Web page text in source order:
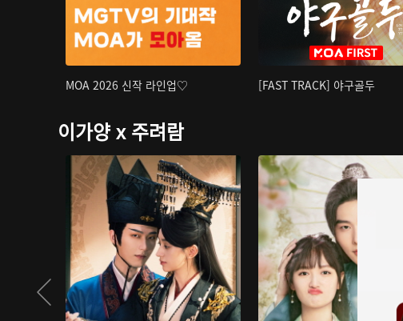
MOA 2026 신작 라인업♡ [FAST TRACK] 야구골두
이가양 x 주려람